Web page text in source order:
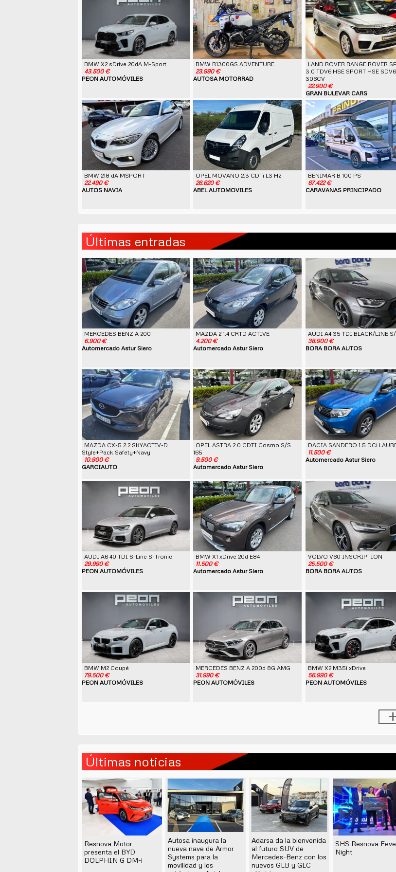
BMW X2 sDrive 20dA M-Sport
43.500 €
PEON AUTOMÓVILES
BMW R1300GS ADVENTURE
23.990 €
AUTOSA MOTORRAD
LAND ROVER RANGE ROVER
3.0 TDV6 HSE SPORT HSE SDV6
306CV
22.900 €
GRAN BULEVAR CARS
BMW 218 dA MSPORT
22.490 €
AUTOS NAVIA
OPEL MOVANO 2.3 CDTi L3 H2
26.620 €
ABEL AUTOMOVILES
BENIMAR B 100 PS
67.422 €
CARAVANAS PRINCIPADO
Últimas entradas
MERCEDES BENZ A 200
6.900 €
Automercado Astur Siero
MAZDA 2 1.4 CRTD ACTIVE
4.200 €
Automercado Astur Siero
AUDI A4 35 TDI BLACK/LINE
38.900 €
BORA BORA AUTOS
MAZDA CX-5 2.2 SKYACTIV-D
Style+Pack Safety+Navy
10.900 €
GARCIAUTO
OPEL ASTRA 2.0 CDTI Cosmo S/S
165
9.500 €
Automercado Astur Siero
DACIA SANDERO 1.5 DCi
11.500 €
Automercado Astur Siero
AUDI A6 40 TDI S-Line S-Tronic
29.990 €
PEON AUTOMÓVILES
BMW X1 xDrive 20d E84
11.500 €
Automercado Astur Siero
VOLVO V60 INSCRIPTION
25.500 €
BORA BORA AUTOS
BMW M2 Coupé
79.500 €
PEON AUTOMÓVILES
MERCEDES BENZ A 200d 8G AMG
31.990 €
PEON AUTOMÓVILES
BMW X2 M35i xDrive
56.990 €
PEON AUTOMÓVILES
Últimas noticias
Resnova Motor
presenta el BYD
DOLPHIN G DM-i
Autosa inaugura la
nueva nave de Armor
Systems para la
movilidad y los
Adarsa da la bienvenida
al futuro SUV de
Mercedes-Benz con los
nuevos GLB y GLC
SHS Resnova
Night